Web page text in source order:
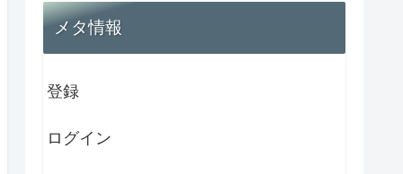
メタ情報
登録
ログイン